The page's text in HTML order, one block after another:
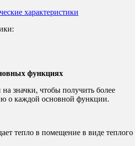
характеристики
функциях
значки, чтобы получить более
о каждой основной функции.
тепло в помещение в виде теплого